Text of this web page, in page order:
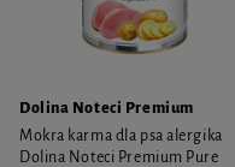
Dolina Noteci Premium
Mokra karma dla psa alergika
Dolina Noteci Premium Pure